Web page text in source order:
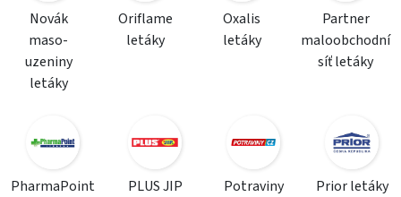
Novák
maso-
uzeniny
letáky
Oriflame
letáky
Oxalis
letáky
Partner
maloobchodní
síť letáky
PharmaPoint
PLUS JIP
Potraviny
Prior letáky